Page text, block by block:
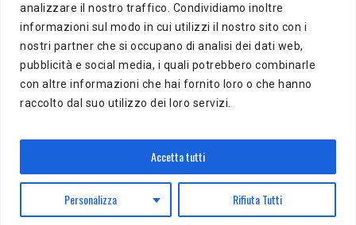
analizzare il nostro traffico. Condividiamo inoltre
informazioni sul modo in cui utilizzi il nostro sito con i
nostri partner che si occupano di analisi dei dati web,
pubblicità e social media, i quali potrebbero combinarle
con altre informazioni che hai fornito loro o che hanno
raccolto dal suo utilizzo dei loro servizi.
Personalizza Rifiuta Tutti
Accetta tutti
Musiceduè un supplemento online della freepress BigBox
Autorizzazione presso il Tribunale di Milano n.383 del
16/10/2012
Powered by